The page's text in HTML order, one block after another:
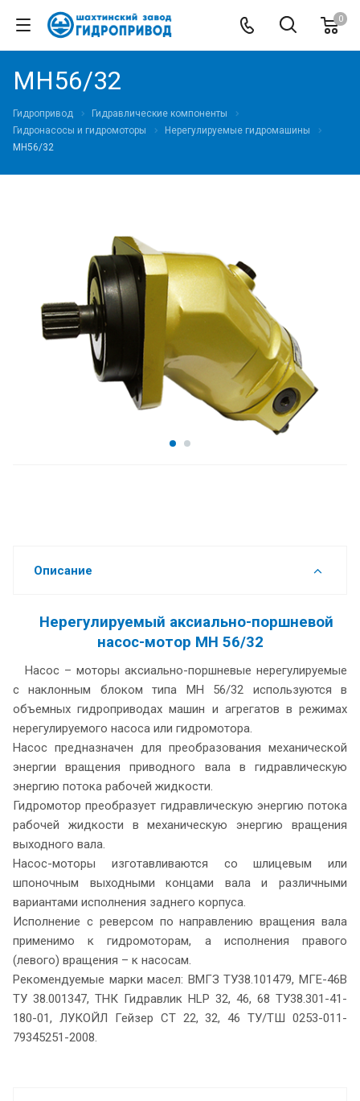
0
МН56/32
Гидропривод
Гидравлические компоненты
Гидронасосы и гидромоторы
Нерегулируемые гидромашины
МН56/32
Описание
Нерегулируемый аксиально-поршневой
насос-мотор МН 56/32
Насос – моторы аксиально-поршневые нерегулируемые
с наклонным блоком типа МН 56/32 используются в
объемных гидроприводах машин и агрегатов в режимах
нерегулируемого насоса или гидромотора.
Насос предназначен для преобразования механической
энергии вращения приводного вала в гидравлическую
энергию потока рабочей жидкости.
Гидромотор преобразует гидравлическую энергию потока
рабочей жидкости в механическую энергию вращения
выходного вала.
Насос-моторы изготавливаются со шлицевым или
шпоночным выходными концами вала и различными
вариантами исполнения заднего корпуса.
Исполнение с реверсом по направлению вращения вала
применимо к гидромоторам, а исполнения правого
(левого) вращения – к насосам.
Рекомендуемые марки масел: ВМГЗ ТУ38.101479, МГЕ-46В
ТУ 38.001347, ТНК Гидравлик HLP 32, 46, 68 ТУ38.301-41-
180-01, ЛУКОЙЛ Гейзер СТ 22, 32, 46 ТУ/ТШ 0253-011-
79345251-2008.